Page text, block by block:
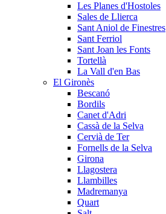
Les Planes d'Hostoles
Sales de Llierca
Sant Aniol de Finestres
Sant Ferriol
Sant Joan les Fonts
Tortellà
La Vall d'en Bas
El Gironès
Bescanó
Bordils
Canet d'Adri
Cassà de la Selva
Cervià de Ter
Fornells de la Selva
Girona
Llagostera
Llambilles
Madremanya
Quart